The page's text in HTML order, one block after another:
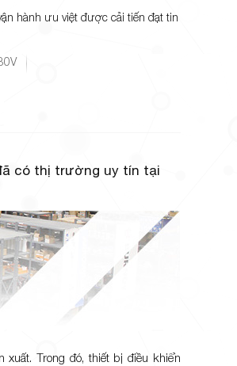
hành ưu việt được cải tiến đạt tin
có thị trường uy tín tại
xuất. Trong đó, thiết bị điều khiển